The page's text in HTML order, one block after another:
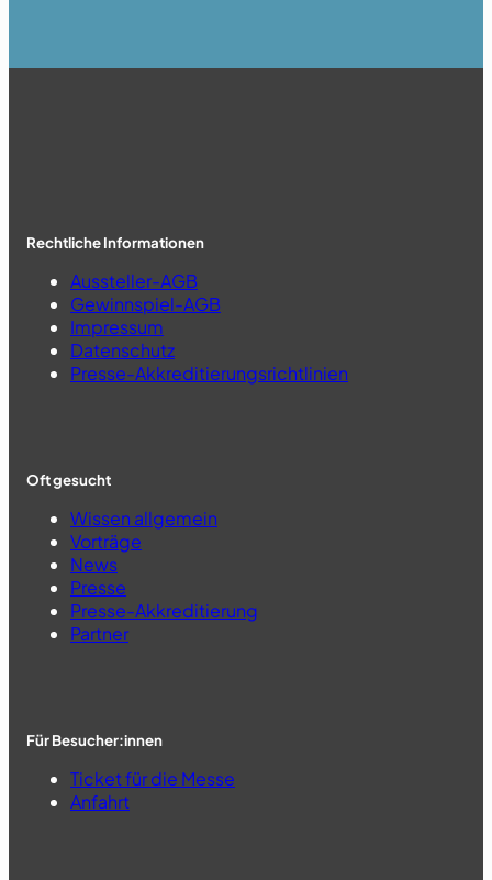
Rechtliche Informationen
Aussteller-AGB
Gewinnspiel-AGB
Impressum
Datenschutz
Presse-Akkreditierungsrichtlinien
Oft gesucht
Wissen allgemein
Vorträge
News
Presse
Presse-Akkreditierung
Partner
Für Besucher:innen
Ticket für die Messe
Anfahrt